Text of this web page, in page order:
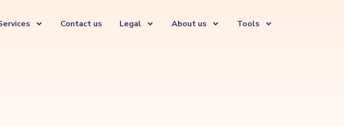
Contact us Legal About us Tools